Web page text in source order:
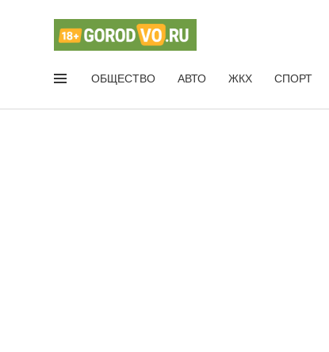
ОБЩЕСТВО АВТО ЖКХ СПОРТ